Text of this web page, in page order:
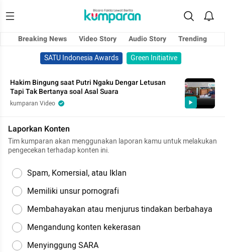
Breaking News Video Story Audio Story
Trending
SATU Indonesia Awards
Green Initiative
Hakim Bingung saat Putri Ngaku Dengar Letusan
Tapi Tak Bertanya soal Asal Suara
kumparan Video
Laporkan Konten
Tim kumparan akan menggunakan laporan kamu untuk melakukan
pengecekan terhadap konten ini.
Spam, Komersial, atau Iklan
Memiliki unsur pornografi
Membahayakan atau menjurus tindakan berbahaya
Mengandung konten kekerasan
Menyinggung SARA